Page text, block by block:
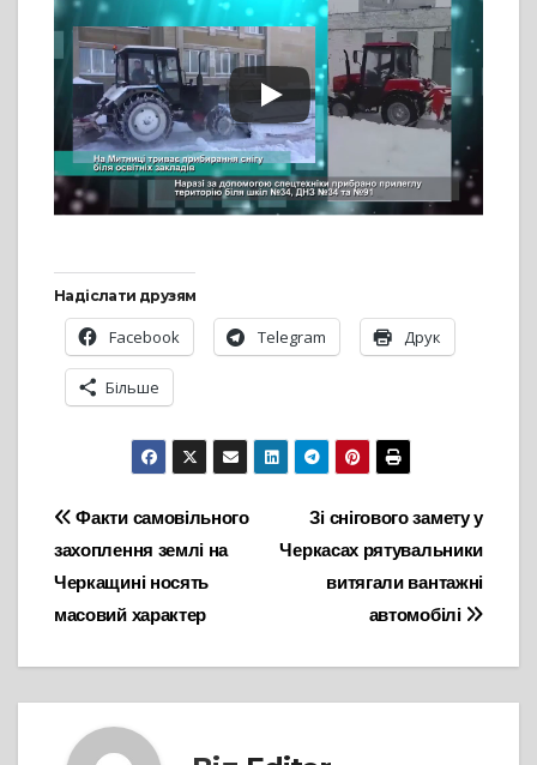
Надіслати друзям
Facebook Telegram Друк
Більше
Навігація
записів
Зі снігового замету у
Черкасах рятувальники
витягали вантажні
автомобілі
Факти самовільного
захоплення землі на
Черкащині носять
масовий характер